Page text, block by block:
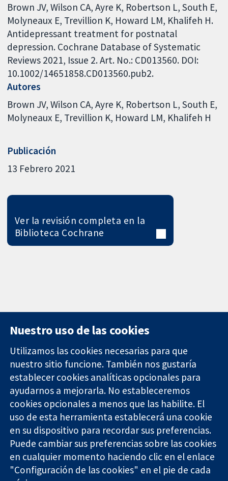
Brown JV, Wilson CA, Ayre K, Robertson L, South E,
Molyneaux E, Trevillion K, Howard LM, Khalifeh H.
Antidepressant treatment for postnatal
depression. Cochrane Database of Systematic
Reviews 2021, Issue 2. Art. No.: CD013560. DOI:
10.1002/14651858.CD013560.pub2.
Autores
Brown JV Wilson CA Ayre K Robertson L South E
Molyneaux E Trevillion K Howard LM Khalifeh H
Publicación
13 Febrero 2021
Ver la revisión completa en la
Biblioteca Cochrane
Evidencia fiable.
Decisiones
informadas.
Mejor salud.
11-13 Cavendish
Square
Londres
W1G 0AN
Reino Unido
Contacto
Noticias
Prensa
Sobre
nosotros
Empleo
Cochrane
Library
Nuestro uso de las cookies
Utilizamos las cookies necesarias para que
nuestro sitio funcione. También nos gustaría
establecer cookies analíticas opcionales para
ayudarnos a mejorarla. No estableceremos
cookies opcionales a menos que las habilite. El
uso de esta herramienta establecerá una cookie
en su dispositivo para recordar sus preferencias.
Puede cambiar sus preferencias sobre las cookies
en cualquier momento haciendo clic en el enlace
"Configuración de las cookies" en el pie de cada